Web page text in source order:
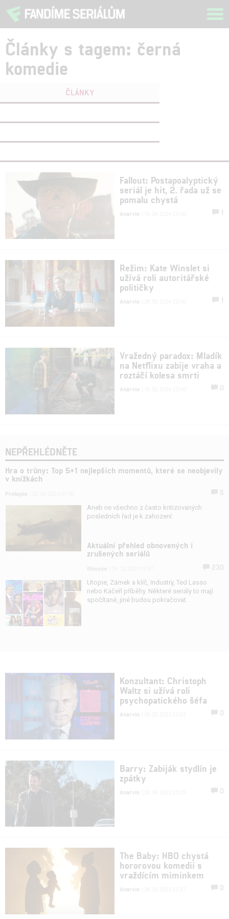
Články s tagem: černá
komedie
ČLÁNKY
Fallout: Postapoalyptický
seriál je hit, 2. řada už se
pomalu chystá
Anarvin 1
Režim: Kate Winslet si
užívá roli autoritářské
političky
Anarvin 1
Vražedný paradox: Mladík
na Netflixu zabije vraha a
roztáčí kolesa smrti
Anarvin 0
NEPŘEHLÉDNĚTE
Hra o trůny: Top 5+1 nejlepších momentů, které se neobjevily
v knížkách
Aneb ne všechno z často kritizovaných
posledních řad je k zahození.
Aktuální přehled obnovených i
zrušených seriálů
Utopie, Zámek a klíč, Industry, Ted Lasso
nebo Kačeří příběhy. Některé seriály to mají
spočítané, jiné budou pokračovat.
Konzultant: Christoph
Waltz si užívá roli
psychopatického šéfa
Anarvin 0
Barry: Zabiják stydlín je
zpátky
Anarvin 0
The Baby: HBO chystá
hororovou komedii s
vraždícím miminkem
Anarvin 0